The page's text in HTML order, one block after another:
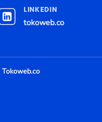
LINKEDIN
tokoweb.co
Tokoweb.co